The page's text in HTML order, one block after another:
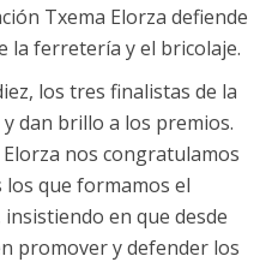
Txema Elorza defiende
la ferretería y el bricolaje.
los tres finalistas de la
dan brillo a los premios.
nos congratulamos
los que formamos el
en que desde
promover y defender los